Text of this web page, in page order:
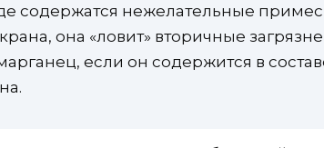
содержатся нежелательные
она «ловит» вторичные
если он содержится в